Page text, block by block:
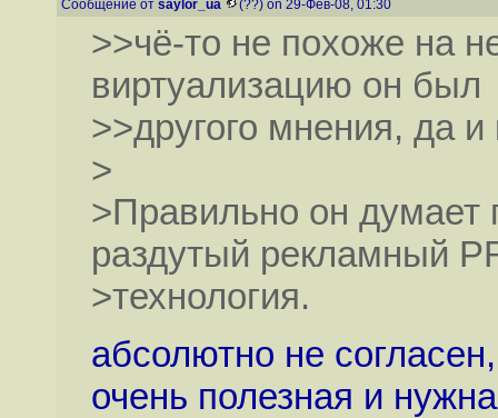
Сообщение от saylor_ua (??) on 29-Фев-08, 01:30
>>чё-то не похоже на
виртуализацию он был
>>другого мнения, да
>
>Правильно он думает
раздутый рекламный
>технология.
абсолютно не
очень полезная и